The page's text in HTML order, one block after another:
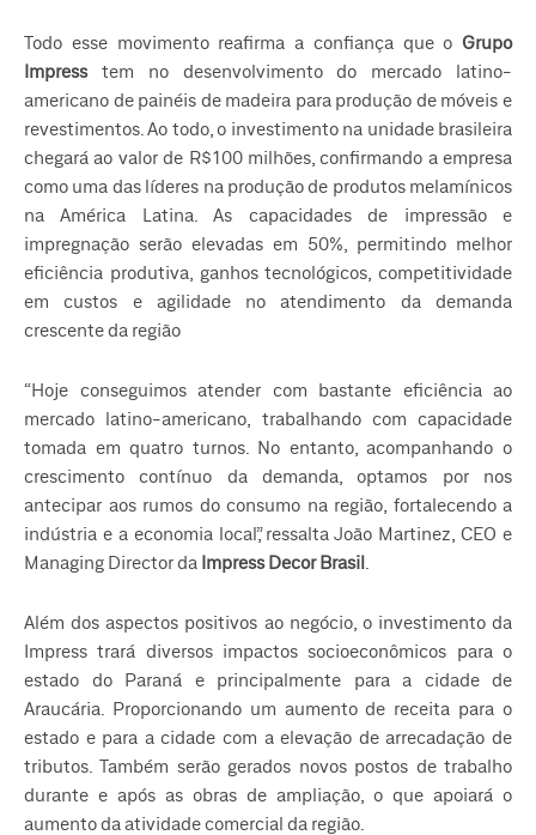
Todo esse movimento reafirma a confiança que o Grupo
Impresstem no desenvolvimento do mercado latino-
americano de painéis de madeira para produção de móveis e
revestimentos. Ao todo, o investimento na unidade brasileira
chegará ao valor de R$100 milhões, confirmando a empresa
como uma das líderes na produção de produtos melamínicos
na América Latina. As capacidades de impressão e
impregnação serão elevadas em 50%, permitindo melhor
eficiência produtiva, ganhos tecnológicos, competitividade
em custos e agilidade no atendimento da demanda
crescente da região
“Hoje conseguimos atender com bastante eficiência ao
mercado latino-americano, trabalhando com capacidade
tomada em quatro turnos. No entanto, acompanhando o
crescimento contínuo da demanda, optamos por nos
antecipar aos rumos do consumo na região, fortalecendo a
indústria e a economia local”, ressalta João Martinez, CEO e
Managing Director da Impress Decor Brasil
Além dos aspectos positivos ao negócio, o investimento da
Impress trará diversos impactos socioeconômicos para o
estado do Paraná e principalmente para a cidade de
Araucária. Proporcionando um aumento de receita para o
estado e para a cidade com a elevação de arrecadação de
tributos. Também serão gerados novos postos de trabalho
durante e após as obras de ampliação, o que apoiará o
aumento da atividade comercial da região.